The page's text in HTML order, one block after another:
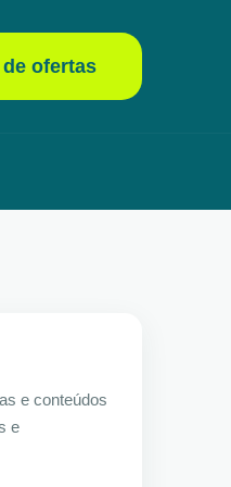
ofertas
e conteúdos
e